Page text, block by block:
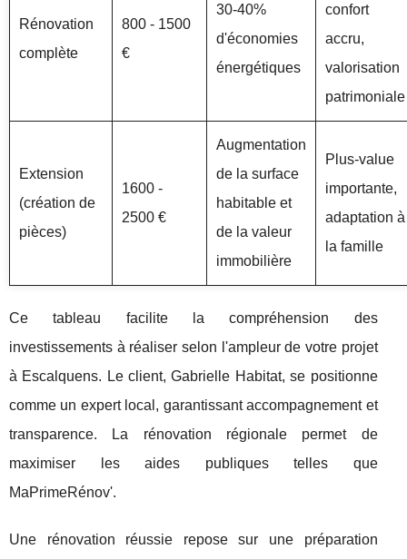
Rénovation
complète
800 - 1500
€
30-40%
d'économies
énergétiques
confort
accru,
valorisation
patrimoniale
Extension
(création de
pièces)
1600 -
2500 €
Augmentation
de la surface
habitable et
de la valeur
immobilière
Plus-value
importante,
adaptation à
la famille
Ce tableau facilite la compréhension des
investissements à réaliser selon l'ampleur de votre projet
à Escalquens. Le client, Gabrielle Habitat, se positionne
comme un expert local, garantissant accompagnement et
transparence. La rénovation régionale permet de
maximiser les aides publiques telles que
MaPrimeRénov'.
Une rénovation réussie repose sur une préparation